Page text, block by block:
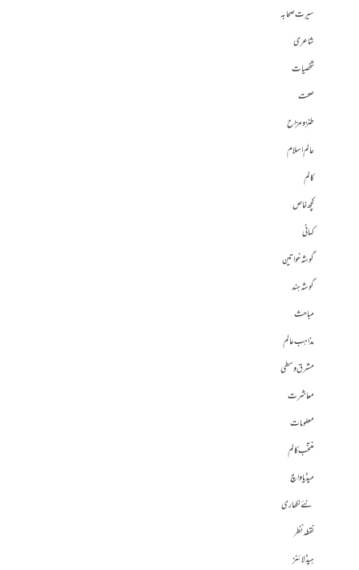
سیرت صحابہ
شاعری
شخصیات
صحت
طنز و مزاح
عالم اسلام
کالم
کچھ خاص
کہانی
گوشہ خواتین
گوشہ ہند
مباحث
مذاہب عالم
مشرق وسطی
معاشرت
معلومات
منتخب کالم
میڈیا واچ
نئے لکھاری
نقطہ نظر
ہیڈلائنز